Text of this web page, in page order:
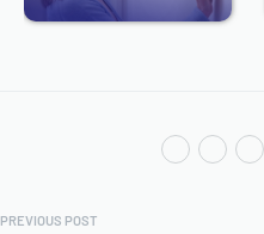
PREVIOUS POST